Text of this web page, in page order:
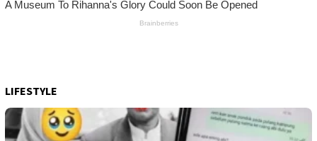
LIFESTYLE